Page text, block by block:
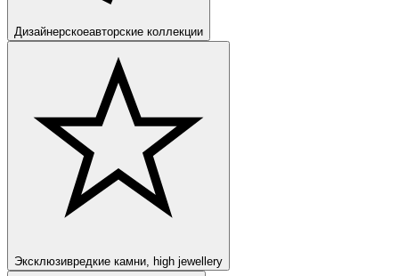
Дизайнерскоеавторские коллекции
Эксклюзивредкие камни, high jewellery